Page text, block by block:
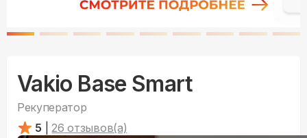
Vakio Base Smart
Рекуператор
5
26 отзывов(а)